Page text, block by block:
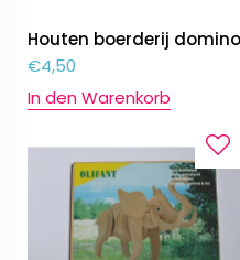
Houten boerderij domino
€4,50
In den Warenkorb